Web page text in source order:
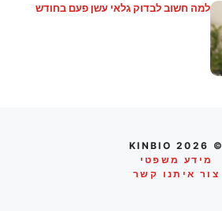
למה חשוב לבדוק גלאי עשן פעם בחודש
© 2026 KINBIO
מידע משפטי
צור איתנו קשר